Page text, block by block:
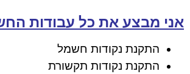
אני מבצע את כל עבודות
התקנת נקודות חשמל
התקנת נקודות תקשורת